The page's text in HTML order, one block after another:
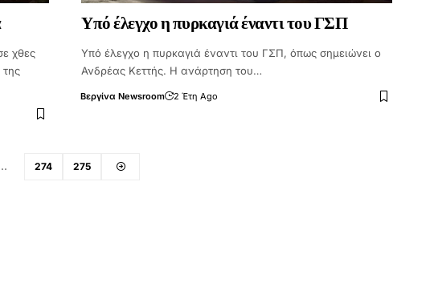
χθες
της
Υπό έλεγχο η πυρκαγιά έναντι του ΓΣΠ
Υπό έλεγχο η πυρκαγιά έναντι του ΓΣΠ, όπως σημειώνει ο
Ανδρέας Κεττής. Η ανάρτηση του…
Βεργίνα Newsroom 2 Έτη Ago
274 275